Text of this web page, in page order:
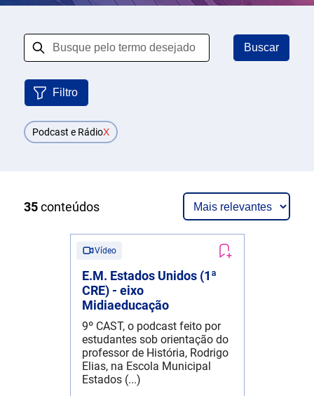
Filtro
Buscar
Podcast e RádioX
35conteúdos
Vídeo
E.M. Estados Unidos (1ª
CRE) - eixo
Midiaeducação
9º CAST, o podcast feito por
estudantes sob orientação do
professor de História, Rodrigo
Elias, na Escola Municipal
Estados (...)